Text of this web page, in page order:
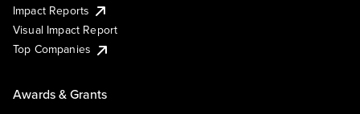
Impact Reports
Visual Impact Report
Top Companies
Awards & Grants